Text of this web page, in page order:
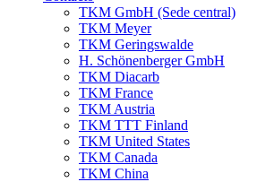
TKM GmbH (Sede central)
TKM Meyer
TKM Geringswalde
H. Schönenberger GmbH
TKM Diacarb
TKM France
TKM Austria
TKM TTT Finland
TKM United States
TKM Canada
TKM China